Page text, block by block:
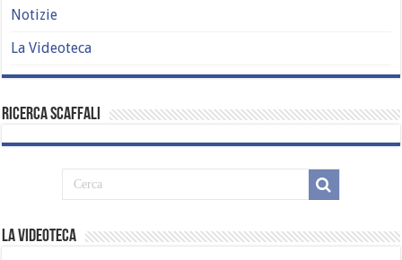
Notizie
La Videoteca
Ricerca Scaffali
La Videoteca